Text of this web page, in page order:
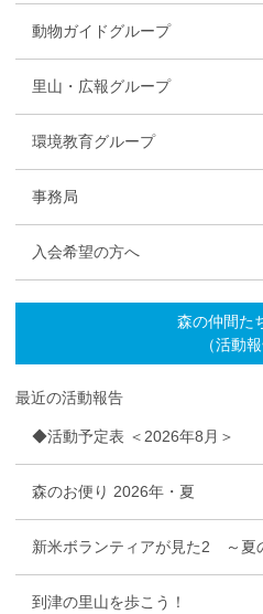
動物ガイドグループ
里山・広報グループ
環境教育グループ
事務局
入会希望の方へ
森の仲間た
（活動報
最近の活動報告
◆活動予定表 ＜2026年8月＞
森のお便り 2026年・夏
新米ボランティアが見た2 ～夏
到津の里山を歩こう！